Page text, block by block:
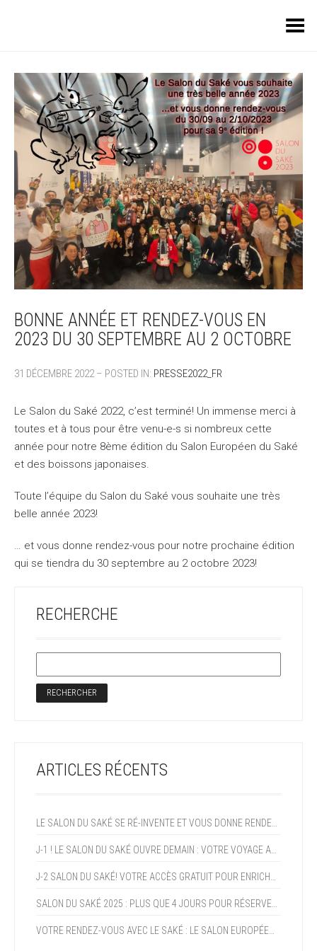
Toggle Menu
BONNE ANNÉE ET RENDEZ-VOUS EN
2023 DU 30 SEPTEMBRE AU 2 OCTOBRE
31 DÉCEMBRE 2022 – POSTED IN: PRESSE2022_FR
Le Salon du Saké 2022, c’est terminé! Un immense merci à
toutes et à tous pour être venu-e-s si nombreux cette
année pour notre 8ème édition du Salon Européen du Saké
et des boissons japonaises.
Toute l’équipe du Salon du Saké vous souhaite une très
belle année 2023!
… et vous donne rendez-vous pour notre prochaine édition
qui se tiendra du 30 septembre au 2 octobre 2023!
RECHERCHE
ARTICLES RÉCENTS